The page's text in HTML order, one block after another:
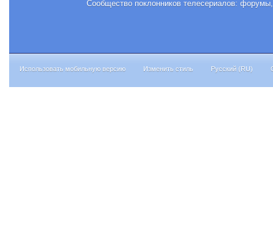
Сообщество поклонников телесериалов:
Использовать мобильную версию Изменить стиль Русский (RU)